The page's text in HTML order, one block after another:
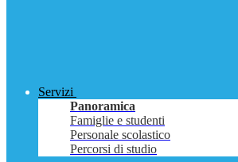
Servizi
Panoramica
Famiglie e studenti
Personale scolastico
Percorsi di studio